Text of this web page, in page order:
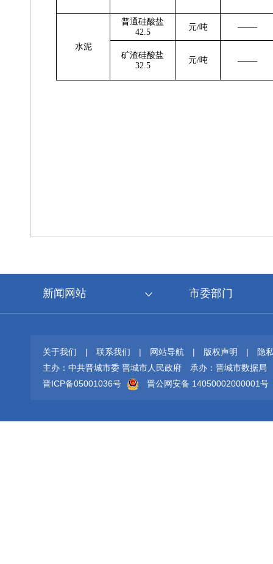
水泥
普通硅酸盐
42.5
元/吨 ——
矿渣硅酸盐
32.5
元/吨 ——
新闻网站 市委部门
关于我们 | 联系我们 | 网站导航 | 版权声明 |
隐
主办：中共晋城市委 晋城市人民政府
承办：晋城市数据局
晋ICP备05001036号
晋公网安备 14050002000001号